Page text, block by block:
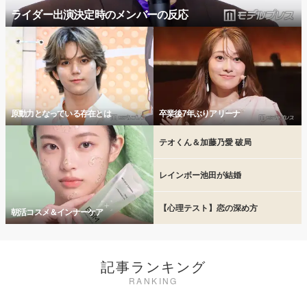
ライダー出演決定時のメンバーの反応
原動力となっている存在とは 卒業後7年ぶりアリーナ
朝活コスメ＆インナーケア
テオくん＆加藤乃愛 破局
レインボー池田が結婚
【心理テスト】恋の深め方
記事ランキング
RANKING